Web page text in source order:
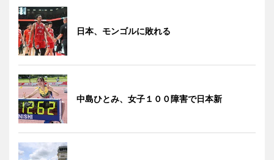
日本、モンゴルに敗れる
中島ひとみ、女子１００障害で日本新